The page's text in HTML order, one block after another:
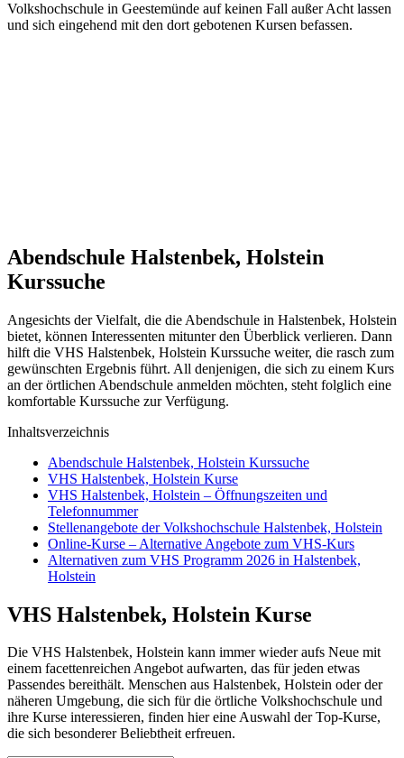
Volkshochschule in Geestemünde auf keinen Fall außer Acht lassen
und sich eingehend mit den dort gebotenen Kursen befassen.
Abendschule Halstenbek, Holstein
Kurssuche
Angesichts der Vielfalt, die die Abendschule in Halstenbek, Holstein
bietet, können Interessenten mitunter den Überblick verlieren. Dann
hilft die VHS Halstenbek, Holstein Kurssuche weiter, die rasch zum
gewünschten Ergebnis führt. All denjenigen, die sich zu einem Kurs
an der örtlichen Abendschule anmelden möchten, steht folglich eine
komfortable Kurssuche zur Verfügung.
Inhaltsverzeichnis
Abendschule Halstenbek, Holstein Kurssuche
VHS Halstenbek, Holstein Kurse
VHS Halstenbek, Holstein – Öffnungszeiten und
Telefonnummer
Stellenangebote der Volkshochschule Halstenbek, Holstein
Online-Kurse – Alternative Angebote zum VHS-Kurs
Alternativen zum VHS Programm 2026 in Halstenbek,
Holstein
VHS Halstenbek, Holstein Kurse
Die VHS Halstenbek, Holstein kann immer wieder aufs Neue mit
einem facettenreichen Angebot aufwarten, das für jeden etwas
Passendes bereithält. Menschen aus Halstenbek, Holstein oder der
näheren Umgebung, die sich für die örtliche Volkshochschule und
ihre Kurse interessieren, finden hier eine Auswahl der Top-Kurse,
die sich besonderer Beliebtheit erfreuen.